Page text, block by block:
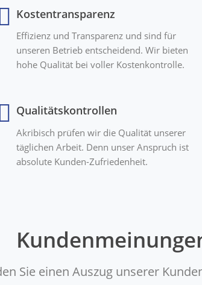
Kostentransparenz
Effizienz und Transparenz und sind für
unseren Betrieb entscheidend. Wir bieten
hohe Qualität bei voller Kostenkontrolle.
Qualitätskontrollen
Akribisch prüfen wir die Qualität unserer
täglichen Arbeit. Denn unser Anspruch ist
absolute Kunden-Zufriedenheit.
Sie einen Auszug unserer